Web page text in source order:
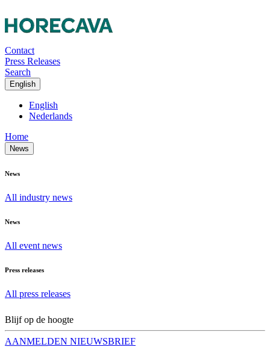
Contact
Press Releases
Search
English
English
Nederlands
Home
News
News
All industry news
News
All event news
Press releases
All press releases
Blijf op de hoogte
AANMELDEN NIEUWSBRIEF